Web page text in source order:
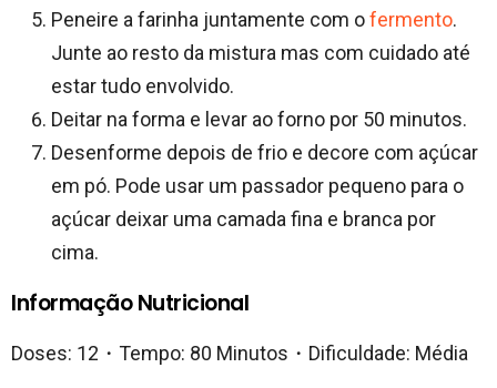
Peneire a farinha juntamente com ofermento.
Junte ao resto da mistura mas com cuidado até
estar tudo envolvido.
Deitar na forma e levar ao forno por 50 minutos.
Desenforme depois de frio e decore com açúcar
em pó. Pode usar um passador pequeno para o
açúcar deixar uma camada fina e branca por
cima.
Informação Nutricional
Doses: 12・Tempo: 80 Minutos・Dificuldade: Média